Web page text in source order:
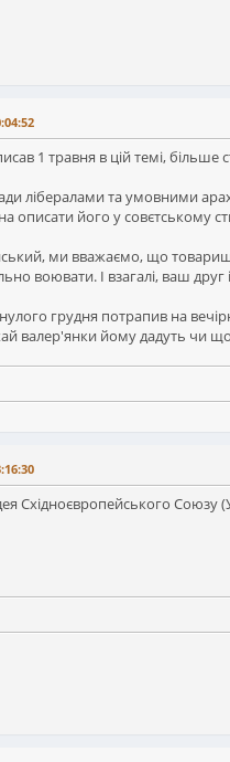
1 травня в цій темі, більше
лібералами та умовними
описати його у совєтському
ми вважаємо, що товариш
воювати. І взагалі, ваш друг
грудня потрапив на
валер'янки йому дадуть чи
Східноєвропейського